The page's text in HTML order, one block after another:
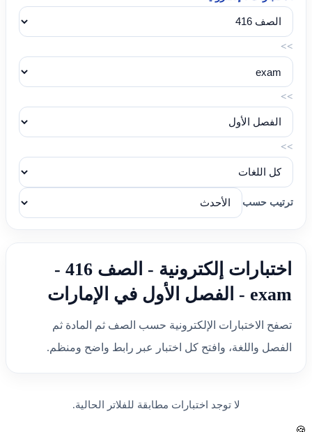
>>
>>
>>
ترتيب حسب
اختبارات إلكترونية - الصف 416 -
exam - الفصل الأول في الإمارات
تصفح الاختبارات الإلكترونية حسب الصف ثم المادة ثم
الفصل واللغة، وافتح كل اختبار عبر رابط واضح ومنظم.
لا توجد اختبارات مطابقة للفلاتر الحالية.